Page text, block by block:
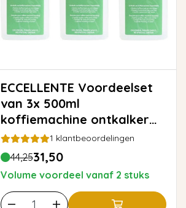
ECCELLENTE Voordeelset
van 3x 500ml
koffiemachine ontkalker
voor DeLonghi
1 klantbeoordelingen
44,2531,50
Volume voordeel vanaf 2 stuks